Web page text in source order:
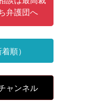
弁護団へ
順）
ャンネル